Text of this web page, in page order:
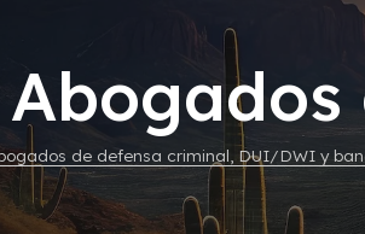
Extremo o Súper Extremo
de MVD y DUI
Bancarrota
Bancarrota
Bancarrota y
de defensa criminal, DUI/DWI y